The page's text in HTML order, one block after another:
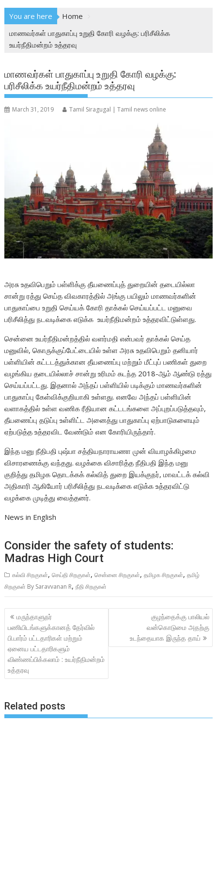
You are here
Home
மாணவர்கள் பாதுகாப்பு உறுதி கோரி வழக்கு: பரிசீலிக்க
உயர்நீதிமன்றம் உத்தரவு
மாணவர்கள் பாதுகாப்பு உறுதி கோரி வழக்கு:
பரிசீலிக்க உயர்நீதிமன்றம் உத்தரவு
March 31, 2019 Tamil Siragugal | Tamil news online
அரசு உதவிபெறும் பள்ளிக்கு தீயணைப்புத் துறையின் தடையில்லா
சான்று ரத்து செய்த விவகாரத்தில் அங்கு பயிலும் மாணவர்களின்
பாதுகாப்பை உறுதி செய்யக் கோரி தாக்கல் செய்யப்பட்ட மனுவை
பரிசீலித்து நடவடிக்கை எடுக்க உயர்நீதிமன்றம் உத்தரவிட்டுள்ளது.
சென்னை உயர்நீதிமன்றத்தில் வளர்மதி என்பவர் தாக்கல் செய்த
மனுவில், கொருக்குப்பேட்டையில் உள்ள அரசு உதவிபெறும் தனியார்
பள்ளியின் கட்டடத்துக்கான தீயணைப்பு மற்றும் மீட்புப் பணிகள் துறை
வழங்கிய தடையில்லாச் சான்று உரிமம் கடந்த 2018-ஆம் ஆண்டு ரத்து
செய்யப்பட்டது. இதனால் அந்தப் பள்ளியில் படிக்கும் மாணவர்களின்
பாதுகாப்பு கேள்விக்குறியாகி உள்ளது. எனவே அந்தப் பள்ளியின்
வளாகத்தில் உள்ள வணிக ரீதியான கட்டடங்களை அப்புறப்படுத்தவும்,
தீயணைப்பு தடுப்பு உள்ளிட்ட அனைத்து பாதுகாப்பு ஏற்பாடுகளையும்
ஏற்படுத்த உத்தரவிட வேண்டும் என கோரியிருந்தார்.
இந்த மனு நீதிபதி புஷ்பா சத்தியநாராயணா முன் வியாழக்கிழமை
விசாரணைக்கு வந்தது. வழக்கை விசாரித்த நீதிபதி இந்த மனு
குறித்து தமிழக தொடக்கக் கல்வித் துறை இயக்குநர், மாவட்டக் கல்வி
அதிகாரி ஆகியோர் பரிசீலித்து நடவடிக்கை எடுக்க உத்தரவிட்டு
வழக்கை முடித்து வைத்தனர்.
News in English
Consider the safety of students:
Madras High Court
கல்வி சிறகுகள்,செய்தி சிறகுகள்,சென்னை சிறகுகள்,தமிழக சிறகுகள்,தமிழ்
சிறகுகள் By Saravvanan R,நீதி சிறகுகள்
Post
navigation
மருந்தாளுநர்
பணியிடங்களுக்கானத் தேர்வில்
பி.பார்ம் பட்டதாரிகள் மற்றும்
ஏனைய பட்டதாரிகளும்
விண்ணப்பிக்கலாம் : உயர்நீதிமன்றம்
உத்தரவு
குழந்தைக்கு பாலியல்
வன்கொடுமை அதற்கு
உடந்தையாக இருந்த தாய்
Related posts